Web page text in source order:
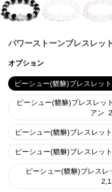
パワーストーンブレスレッ
オプション
ピーシュー(貔貅)ブレスレット
ピーシュー(貔貅)ブレスレット
アン
ピーシュー(貔貅)ブレスレット
ピーシュー(貔貅)ブレスレット
ピーシュー(貔貅)ブレスレ